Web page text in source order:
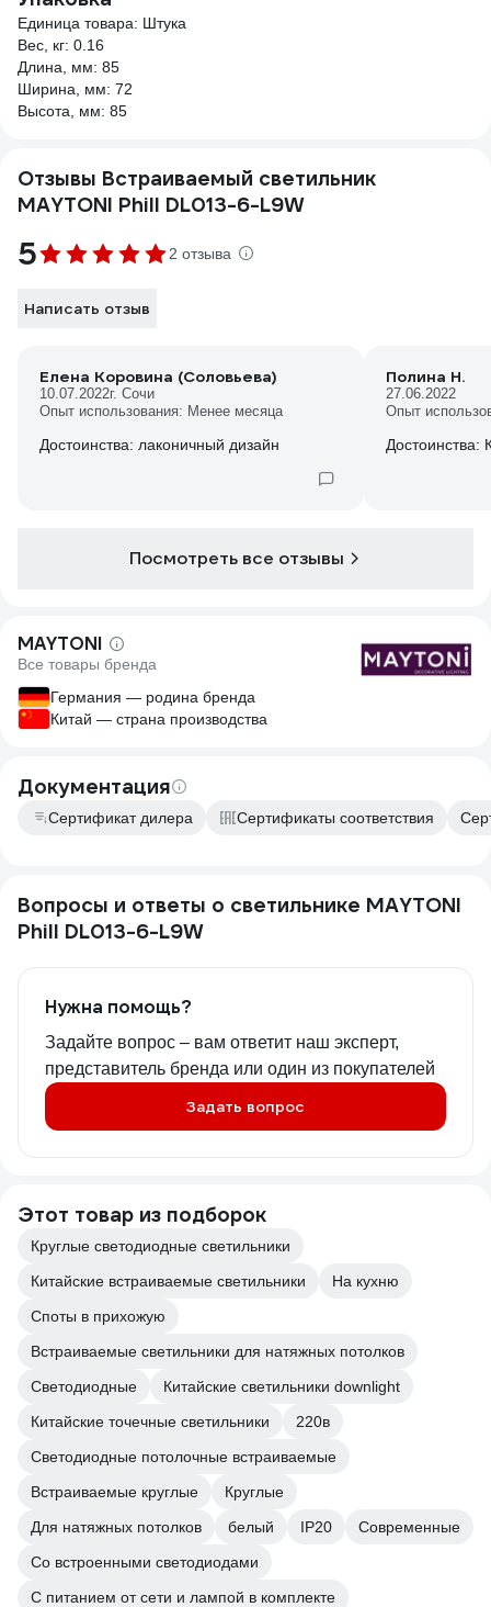
Единица товара: Штука
Вес, кг: 0.16
Длина, мм: 85
Ширина, мм: 72
Высота, мм: 85
Отзывы Встраиваемый светильник
MAYTONI Phill DL013-6-L9W
5 2 отзыва
Написать отзыв
Елена Коровина (Соловьева)
10.07.2022г. Сочи
Опыт использования: Менее месяца
Достоинства: лаконичный дизайн
Полина Н.
27.06.2022
Опыт
Достоинства:
Посмотреть все отзывы
MAYTONI
Все товары бренда
Германия — родина бренда
Китай — страна производства
Документация
Сертификат дилера Сертификаты соответствия
Вопросы и ответы о светильнике MAYTONI
Phill DL013-6-L9W
Нужна помощь?
Задайте вопрос – вам ответит наш эксперт,
представитель бренда или один из покупателей
Задать вопрос
Этот товар из подборок
Круглые светодиодные светильники
Китайские встраиваемые светильники
На кухню
Споты в прихожую
Встраиваемые светильники для натяжных потолков
Светодиодные
Китайские светильники downlight
Китайские точечные светильники
220в
Светодиодные потолочные встраиваемые
Встраиваемые круглые
Круглые
Для натяжных потолков
белый IP20
Современные
Со встроенными светодиодами
С питанием от сети и лампой в комплекте